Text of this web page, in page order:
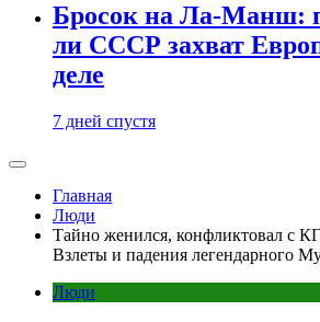
Бросок на Ла-Манш:
ли СССР захват
деле
7 дней спустя
Главная
Люди
Тайно женился, конфликтовал с
Взлеты и падения легендарного
Люди